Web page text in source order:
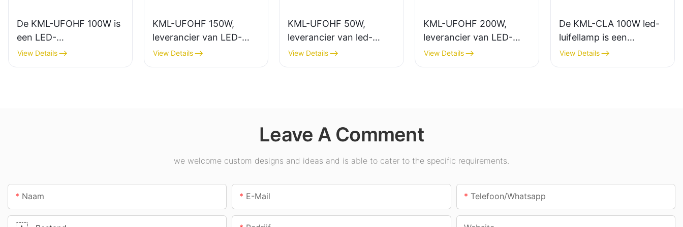
De KML-UFOHF 100W is
een LED-
hoogbouwlamp,
geschikt voor industriële
View Details
KML-UFOHF 150W,
leverancier van LED-
hoogbouwlampen voor
binnenverlichting in
View Details
KML-UFOHF 50W,
leverancier van led-
hoogbouwlampen voor
industriële installaties,
View Details
KML-UFOHF 200W,
leverancier van LED-
hoogbouwlampen voor
binnenverlichting in
View Details
De KML-CLA 100W led-
luifellamp is een
leverancier voor
binnenruimtes zoals
View Details
Leave A Comment
we welcome custom designs and ideas and is able to cater to the specific requirements.
Naam E-Mail Telefoon/whatsapp